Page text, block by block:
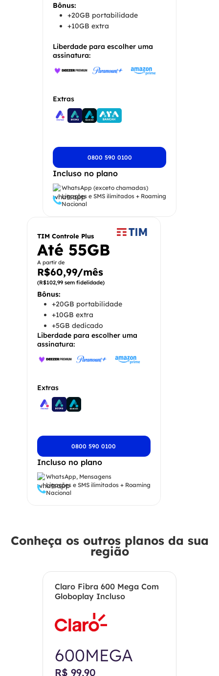
Bônus:
+20GB portabilidade
+10GB extra
Liberdade para escolher uma
assinatura:
Extras
0800 590 0100
Incluso no plano
WhatsApp (exceto chamadas)
Ligações e SMS ilimitados + Roaming
Nacional
TIM Controle Plus
Até 55GB
A partir de
R$60,99/mês
(R$102,99 sem fidelidade)
Bônus:
+20GB portabilidade
+10GB extra
+5GB dedicado
Liberdade para escolher uma
assinatura:
Extras
0800 590 0100
Incluso no plano
WhatsApp, Mensagens
Ligações e SMS ilimitados + Roaming
Nacional
Conheça os outros planos da sua
região
Claro Fibra 600 Mega Com
Globoplay Incluso
600MEGA
R$ 99,90